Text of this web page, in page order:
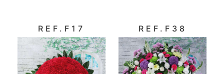
REF.F17 REF.F38